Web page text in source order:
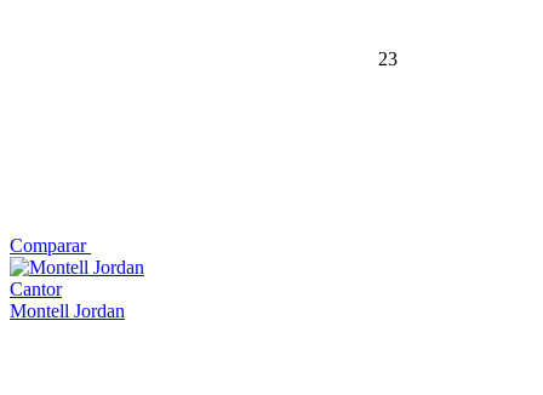
23
Comparar
Cantor
Montell Jordan